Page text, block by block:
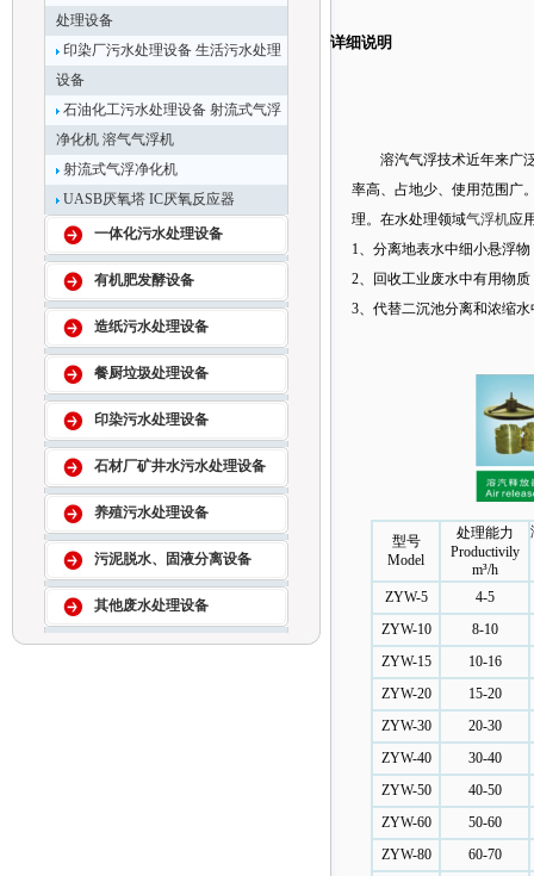
处理设备
印染厂污水处理设备 生活污水处理
设备
石油化工污水处理设备 射流式气浮
净化机 溶气气浮机
射流式气浮净化机
UASB厌氧塔 IC厌氧反应器
一体化污水处理设备
有机肥发酵设备
造纸污水处理设备
餐厨垃圾处理设备
印染污水处理设备
石材厂矿井水污水处理设备
养殖污水处理设备
污泥脱水、固液分离设备
其他废水处理设备
详细说明
溶汽气浮技术近年来广
率高、占地少、使用范围广
理。在水处理领域气浮机应
1、分离地表水中细小悬浮
2、回收工业废水中有用物
3、代替二沉池分离和浓缩水
型号
Model
处理能力
Productivily
m³/h
ZYW-5
4-5
ZYW-10
8-10
ZYW-15
10-16
ZYW-20
15-20
ZYW-30
20-30
ZYW-40
30-40
ZYW-50
40-50
ZYW-60
50-60
ZYW-80
60-70